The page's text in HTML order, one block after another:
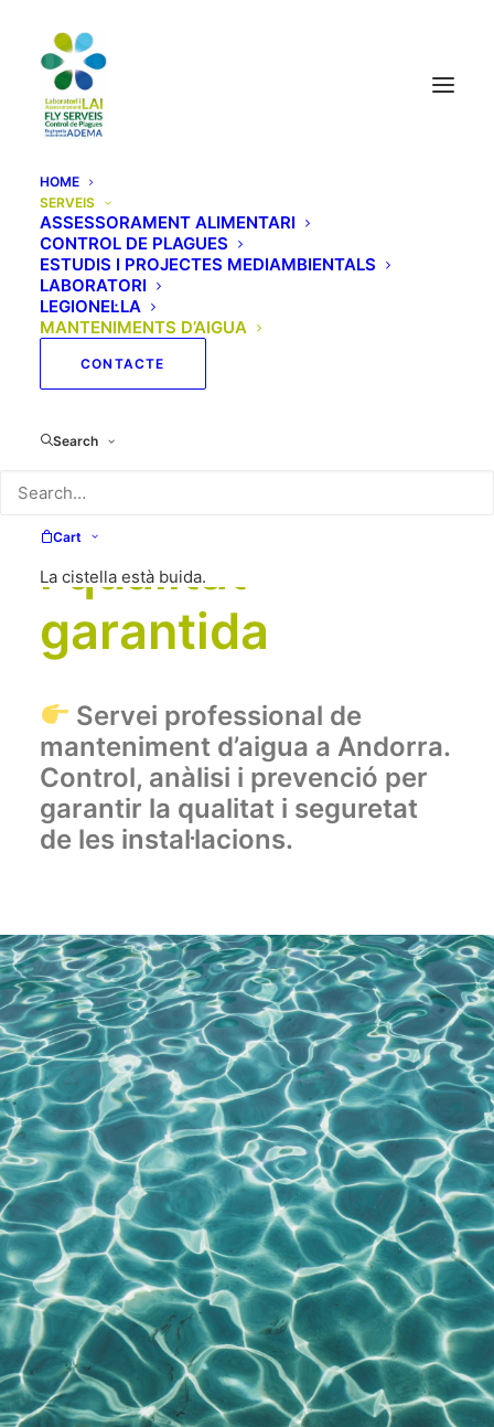
HOME
SERVEIS
ASSESSORAMENT ALIMENTARI
CONTROL DE PLAGUES
ESTUDIS I PROJECTES MEDIAMBIENTALS
LABORATORI
LEGIONEL·LA
MANTENIMENTS D’AIGUA
CONTACTE
Search
Cart
La cistella està buida.
Manteniment d'aigua a
Andorra
Manteniment
d’aigua a
Andorra | Control
i qualitat
garantida
Servei professional de
manteniment d’aigua a Andorra.
Control, anàlisi i prevenció per
garantir la qualitat i seguretat
de les instal·lacions.